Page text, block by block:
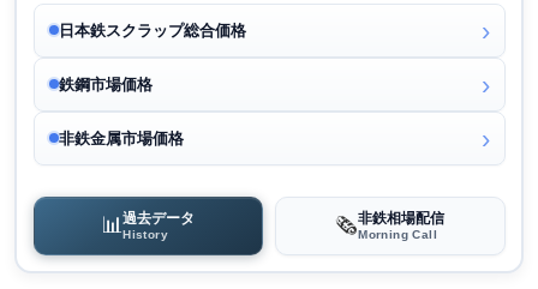
日本鉄スクラップ総合価格
鉄鋼市場価格
非鉄金属市場価格
📊過去データ
History 🗞️非鉄相場配信
Morning Call